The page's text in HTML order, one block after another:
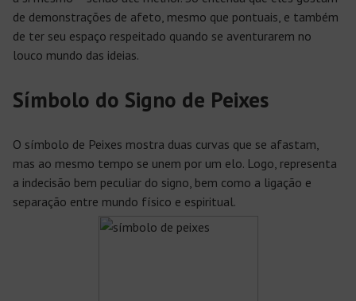
de demonstrações de afeto, mesmo que pontuais, e também
de ter seu espaço respeitado quando se aventurarem no
louco mundo das ideias.
Símbolo do Signo de Peixes
O símbolo de Peixes mostra duas curvas que se afastam,
mas ao mesmo tempo se unem por um elo. Logo, representa
a indecisão bem peculiar do signo, bem como a ligação e
separação entre mundo físico e espiritual.